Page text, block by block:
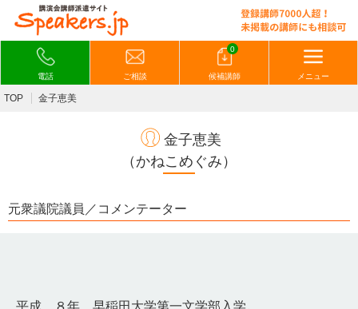
電話 ご相談
0
候補講師 メニュー
TOP 金子恵美
金子恵美
（かねこめぐみ）
元衆議院議員／コメンテーター
平成 ８年 早稲田大学第一文学部入学。